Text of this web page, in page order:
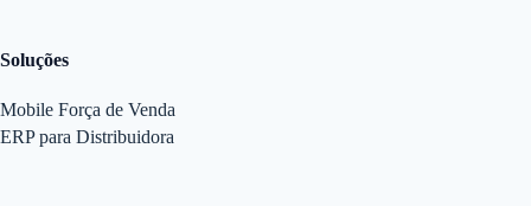
Soluções
Mobile Força de Venda
ERP para Distribuidora